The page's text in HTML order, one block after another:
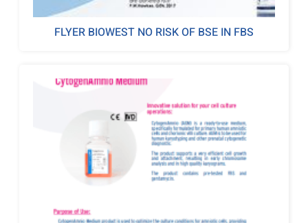
FLYER BIOWEST NO RISK OF BSE IN FBS